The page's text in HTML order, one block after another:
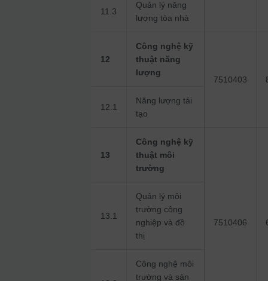
11.3
Quản lý năng
lượng tòa nhà
12
Công nghệ kỹ
thuật năng
lượng
7510403
12.1
Năng lượng tái
tạo
13
Công nghệ kỹ
thuật môi
trường
7510406
13.1
Quản lý môi
trường công
nghiệp và đồ
thị
Công nghệ môi
trường và sản